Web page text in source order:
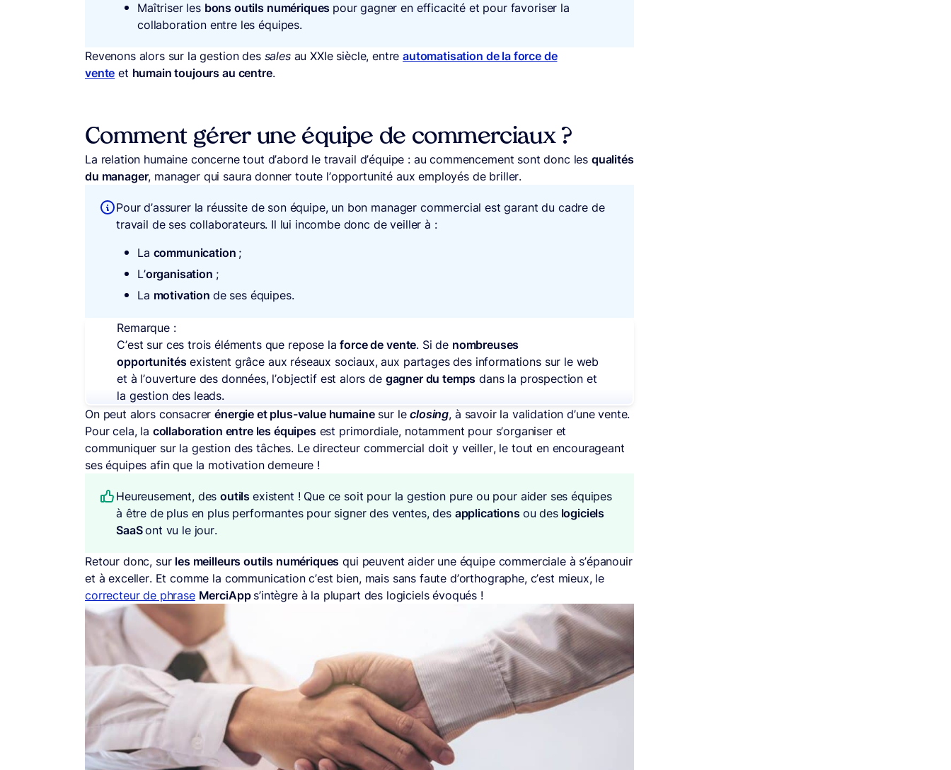
Maîtriser les bons outils numériques pour gagner en efficacité et pour favoriser la
collaboration entre les équipes.
Revenons alors sur la gestion des salesau XXIe siècle, entreautomatisation de la force de
vente et humain toujours au centre.
Comment gérer une équipe de commerciaux ?
La relation humaine concerne tout d’abord le travail d’équipe : au commencement sont donc les qualités
du manager, manager qui saura donner toute l’opportunité aux employés de briller.
Pour d’assurer la réussite de son équipe, un bon manager commercial est garant du cadre de
travail de ses collaborateurs. Il lui incombe donc de veiller à :
La communication ;
L’organisation ;
La motivation de ses équipes.
Remarque :
C’est sur ces trois éléments que repose laforce de vente. Si de nombreuses
opportunitésexistent grâce aux réseaux sociaux, aux partages des informations sur le web
et à l’ouverture des données, l’objectif est alors de gagner du temps dans la prospection et
la gestion des leads.
On peut alors consacrerénergie et plus-value humainesur leclosing, à savoir la validation d’une vente.
Pour cela, la collaboration entre les équipesest primordiale, notamment pour s’organiser et
communiquer sur la gestion des tâches. Le directeur commercial doit y veiller, le tout en encourageant
ses équipes afin que la motivation demeure !
Heureusement, desoutilsexistent ! Que ce soit pour la gestion pure ou pour aider ses équipes
à être de plus en plus performantes pour signer des ventes, des applications ou deslogiciels
SaaSont vu le jour.
Retour donc, sur les meilleurs outils numériques qui peuvent aider une équipe commerciale à s’épanouir
et à exceller. Et comme la communication c’est bien, mais sans faute d’orthographe, c’est mieux, le
correcteur de phrase MerciApp s’intègre à la plupart des logiciels évoqués !